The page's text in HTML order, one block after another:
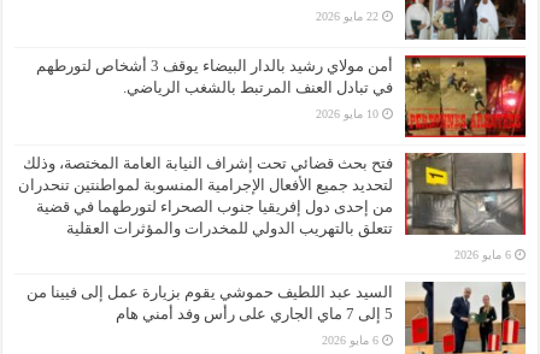
22 مايو 2026
أمن مولاي رشيد بالدار البيضاء يوقف 3 أشخاص لتورطهم
في تبادل العنف المرتبط بالشغب الرياضي.
10 مايو 2026
فتح بحث قضائي تحت إشراف النيابة العامة المختصة، وذلك
لتحديد جميع الأفعال الإجرامية المنسوبة لمواطنتين تنحدران
من إحدى دول إفريقيا جنوب الصحراء لتورطهما في قضية
تتعلق بالتهريب الدولي للمخدرات والمؤثرات العقلية
6 مايو 2026
السيد عبد اللطيف حموشي يقوم بزيارة عمل إلى فيينا من
5 إلى 7 ماي الجاري على رأس وفد أمني هام
6 مايو 2026